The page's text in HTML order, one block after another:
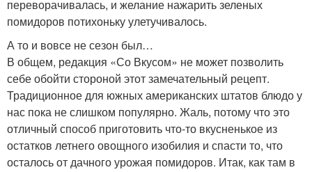
переворачивалась, и желание нажарить зеленых
помидоров потихоньку улетучивалось.
А то и вовсе не сезон был…
В общем, редакция «Со Вкусом» не может позволить
себе обойти стороной этот замечательный рецепт.
Традиционное для южных американских штатов блюдо у
нас пока не слишком популярно. Жаль, потому что это
отличный способ приготовить что-то вкусненькое из
остатков летнего овощного изобилия и спасти то, что
осталось от дачного урожая помидоров. Итак, как там в